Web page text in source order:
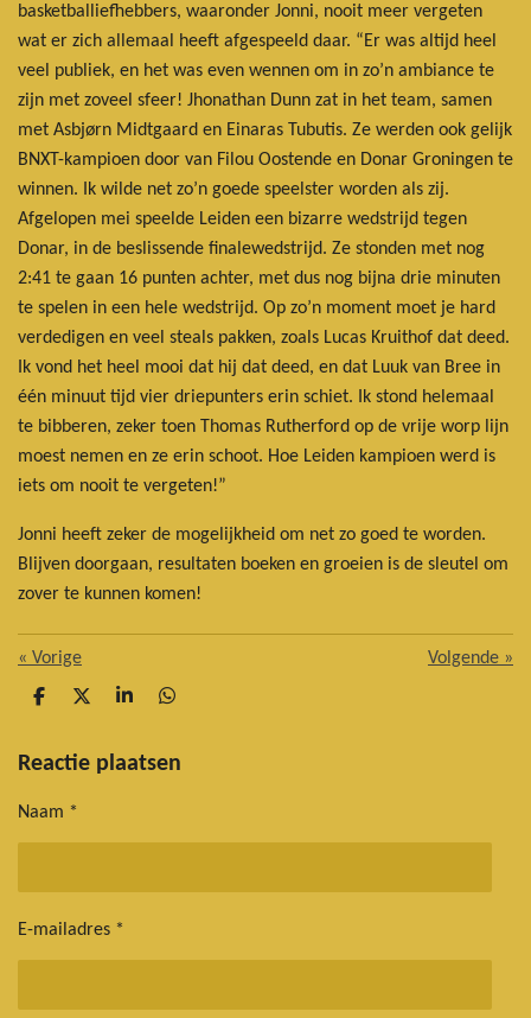
basketballiefhebbers, waaronder Jonni, nooit meer vergeten
wat er zich allemaal heeft afgespeeld daar. “Er was altijd heel
veel publiek, en het was even wennen om in zo’n ambiance te
zijn met zoveel sfeer! Jhonathan Dunn zat in het team, samen
met Asbjørn Midtgaard en Einaras Tubutis. Ze werden ook gelijk
BNXT-kampioen door van Filou Oostende en Donar Groningen te
winnen. Ik wilde net zo’n goede speelster worden als zij.
Afgelopen mei speelde Leiden een bizarre wedstrijd tegen
Donar, in de beslissende finalewedstrijd. Ze stonden met nog
2:41 te gaan 16 punten achter, met dus nog bijna drie minuten
te spelen in een hele wedstrijd. Op zo’n moment moet je hard
verdedigen en veel steals pakken, zoals Lucas Kruithof dat deed.
Ik vond het heel mooi dat hij dat deed, en dat Luuk van Bree in
één minuut tijd vier driepunters erin schiet. Ik stond helemaal
te bibberen, zeker toen Thomas Rutherford op de vrije worp lijn
moest nemen en ze erin schoot. Hoe Leiden kampioen werd is
iets om nooit te vergeten!”
Jonni heeft zeker de mogelijkheid om net zo goed te worden.
Blijven doorgaan, resultaten boeken en groeien is de sleutel om
zover te kunnen komen!
« Vorige Volgende »
D
e
D
l
S
r
D
e
Reactie plaatsen
Naam *
E-mailadres *